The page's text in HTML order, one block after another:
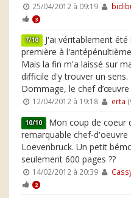
25/04/2012 à 09:19
3
7/10 J'ai véritablement été
première à
Mais la fin m'a laissé sur
difficile d'y trouver un sens.
Dommage, le chef
12/04/2012 à 19:18 erta
10/10 Mon coup de coeur
remarquable chef-
Loevenbruck. Un petit
seulement 600 pages ??
14/02/2012 à 20:39
2